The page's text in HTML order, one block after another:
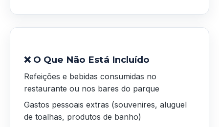
❌ O Que Não Está Incluído
Refeições e bebidas consumidas no
restaurante ou nos bares do parque
Gastos pessoais extras (souvenires, aluguel
de toalhas, produtos de banho)